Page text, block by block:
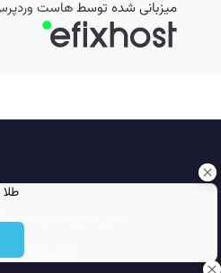
میزبانی شده توسطهاست
تمامی حقوق محفوظ است ©
انجمن نورگرام